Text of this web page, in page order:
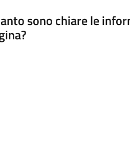
sono chiare le